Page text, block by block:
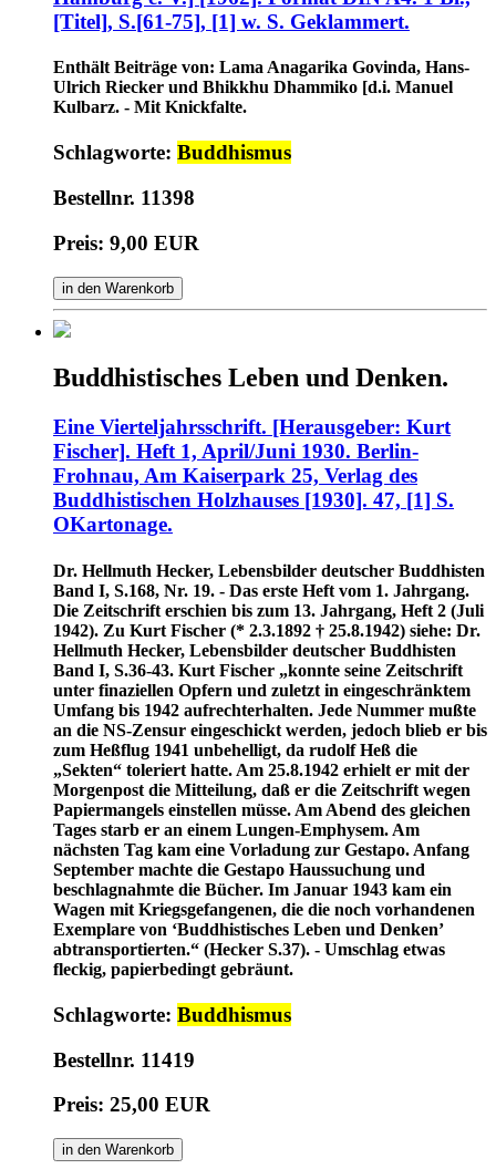
[Titel], S.[61-75], [1] w. S. Geklammert.
Enthält Beiträge von: Lama Anagarika Govinda, Hans-
Ulrich Riecker und Bhikkhu Dhammiko [d.i. Manuel
Kulbarz. - Mit Knickfalte.
Schlagworte: Buddhismus
Bestellnr. 11398
Preis: 9,00 EUR
in den Warenkorb
Buddhistisches Leben und Denken.
Eine Vierteljahrsschrift. [Herausgeber: Kurt
Fischer]. Heft 1, April/Juni 1930. Berlin-
Frohnau, Am Kaiserpark 25, Verlag des
Buddhistischen Holzhauses [1930]. 47, [1] S.
OKartonage.
Dr. Hellmuth Hecker, Lebensbilder deutscher Buddhisten
Band I, S.168, Nr. 19. - Das erste Heft vom 1. Jahrgang.
Die Zeitschrift erschien bis zum 13. Jahrgang, Heft 2 (Juli
1942). Zu Kurt Fischer (* 2.3.1892 † 25.8.1942) siehe: Dr.
Hellmuth Hecker, Lebensbilder deutscher Buddhisten
Band I, S.36-43. Kurt Fischer „konnte seine Zeitschrift
unter finaziellen Opfern und zuletzt in eingeschränktem
Umfang bis 1942 aufrechterhalten. Jede Nummer mußte
an die NS-Zensur eingeschickt werden, jedoch blieb er bis
zum Heßflug 1941 unbehelligt, da rudolf Heß die
„Sekten“ toleriert hatte. Am 25.8.1942 erhielt er mit der
Morgenpost die Mitteilung, daß er die Zeitschrift wegen
Papiermangels einstellen müsse. Am Abend des gleichen
Tages starb er an einem Lungen-Emphysem. Am
nächsten Tag kam eine Vorladung zur Gestapo. Anfang
September machte die Gestapo Haussuchung und
beschlagnahmte die Bücher. Im Januar 1943 kam ein
Wagen mit Kriegsgefangenen, die die noch vorhandenen
Exemplare von ‘Buddhistisches Leben und Denken’
abtransportierten.“ (Hecker S.37). - Umschlag etwas
fleckig, papierbedingt gebräunt.
Schlagworte: Buddhismus
Bestellnr. 11419
Preis: 25,00 EUR
in den Warenkorb